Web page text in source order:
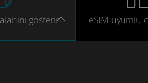
alanını gösterin eSIM uyumlu